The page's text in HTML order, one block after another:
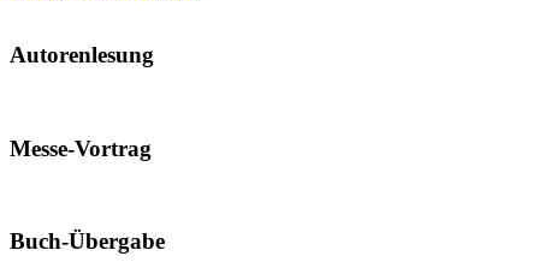
Autorenlesung
Messe-Vortrag
Buch-Übergabe